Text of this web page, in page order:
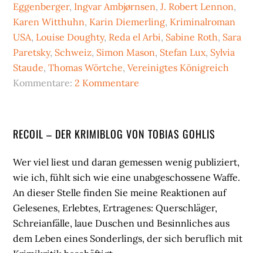
Eggenberger, Ingvar Ambjørnsen,J. Robert Lennon,
Karen Witthuhn, Karin Diemerling, Kriminalroman
USA, Louise Doughty, Reda el Arbi, Sabine Roth, Sara
Paretsky, Schweiz, Simon Mason, Stefan Lux, Sylvia
Staude,Thomas Wörtche,Vereinigtes Königreich
Kommentare:2 Kommentare
Seitenspalte
RECOIL – DER KRIMIBLOG VON TOBIAS GOHLIS
Wer viel liest und daran gemessen wenig publiziert,
wie ich, fühlt sich wie eine unabgeschossene Waffe.
An dieser Stelle finden Sie meine Reaktionen auf
Gelesenes, Erlebtes, Ertragenes: Querschläger,
Schreianfälle, laue Duschen und Besinnliches aus
dem Leben eines Sonderlings, der sich beruflich mit